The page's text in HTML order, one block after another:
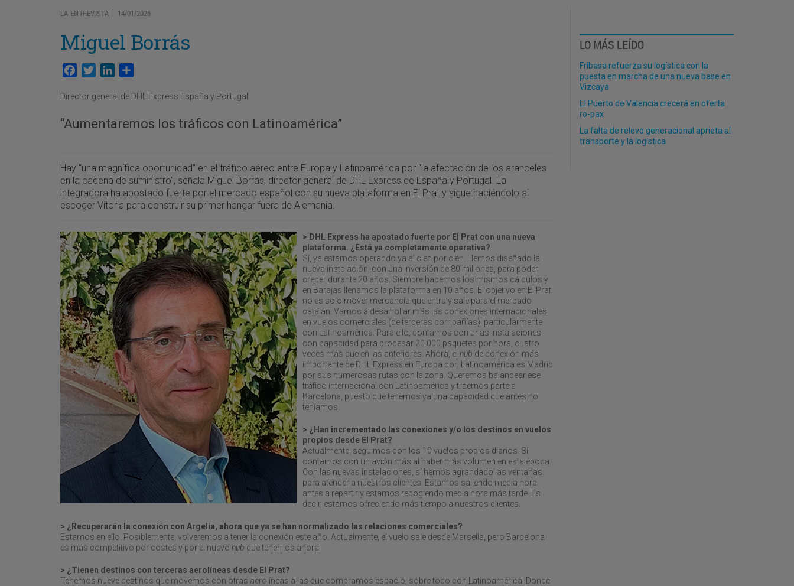
LA ENTREVISTA| 14/01/2026
Miguel Borrás
Facebook
TwitterLinkedIn
Director general de DHL Express España y Portugal
“Aumentaremos los tráficos con Latinoamérica”
Hay “una magnífica oportunidad” en el tráfico aéreo entre Europa y Latinoamérica por “la afectación de los aranceles
en la cadena de suministro”, señala Miguel Borrás, director general de DHL Express de España y Portugal. La
integradora ha apostado fuerte por el mercado español con su nueva plataforma en El Prat y sigue haciéndolo al
escoger Vitoria para construir su primer hangar fuera de Alemania.
> DHL Express ha apostado fuerte por El Prat con una nueva
plataforma. ¿Está ya completamente operativa?
Sí, ya estamos operando ya al cien por cien. Hemos diseñado la
nueva instalación, con una inversión de 80 millones, para poder
crecer durante 20 años. Siempre hacemos los mismos cálculos y
en Barajas llenamos la plataforma en 10 años. El objetivo en El Prat
no es solo mover mercancía que entra y sale para el mercado
catalán. Vamos a desarrollar más las conexiones internacionales
en vuelos comerciales (de terceras compañías), particularmente
con Latinoamérica. Para ello, contamos con unas instalaciones
con capacidad para procesar 20.000 paquetes por hora, cuatro
veces más que en las anteriores. Ahora, el hub de conexión más
importante de DHL Express en Europa con Latinoamérica es Madrid
por sus numerosas rutas con la zona. Queremos balancear ese
tráfico internacional con Latinoamérica y traernos parte a
Barcelona, puesto que tenemos ya una capacidad que antes no
teníamos.
> ¿Han incrementado las conexiones y/o los destinos en vuelos
propios desde El Prat?
Actualmente, seguimos con los 10 vuelos propios diarios. Sí
contamos con un avión más al haber más volumen en esta época.
Con las nuevas instalaciones, sí hemos agrandado las ventanas
para atender a nuestros clientes. Estamos saliendo media hora
antes a repartir y estamos recogiendo media hora más tarde. Es
decir, estamos ofreciendo más tiempo a nuestros clientes.
> ¿Recuperarán la conexión con Argelia, ahora que ya se han normalizado las relaciones comerciales?
Estamos en ello. Posiblemente, volveremos a tener la conexión este año. Actualmente, el vuelo sale desde Marsella, pero Barcelona
es más competitivo por costes y por el nuevo hub que tenemos ahora.
> ¿Tienen destinos con terceras aerolíneas desde El Prat?
Tenemos nueve destinos que movemos con otras aerolíneas a las que compramos espacio, sobre todo con Latinoamérica. Donde
LO MÁS LEÍDO
Fribasa refuerza su logística con la
puesta en marcha de una nueva base en
Vizcaya
El Puerto de Valencia crecerá en oferta
ro-pax
La falta de relevo generacional aprieta al
transporte y la logística